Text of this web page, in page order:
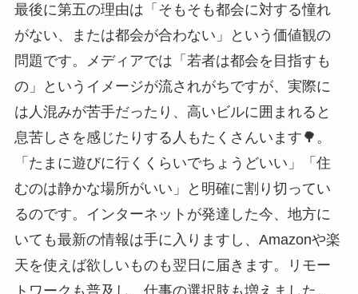
最後に第五の理由は「そもそも都会に対する憧れ
がない、または都会が合わない」という価値観の
問題です。メディアでは「若者は都会を目指すも
の」というイメージが流されがちですが、実際に
は人混みが苦手だったり、高いビルに囲まれると
息苦しさを感じたりする人もたくさんいます🌳。
「たまに遊びに行くくらいでちょうどいい」「住
むのは静かな場所がいい」と明確に割り切ってい
るのです。インターネットが発達した今、地方に
いても最新の情報は手に入りますし、Amazonや楽
天を使えば欲しいものも翌日に届きます。リモー
トワークも普及し、仕事の選択肢も増えました。